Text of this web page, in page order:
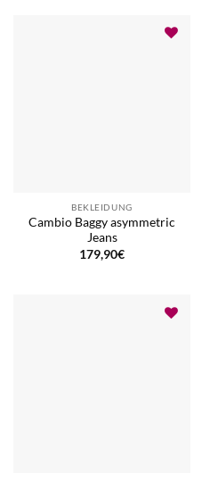
BEKLEIDUNG
Cambio Baggy asymmetric
Jeans
179,90€